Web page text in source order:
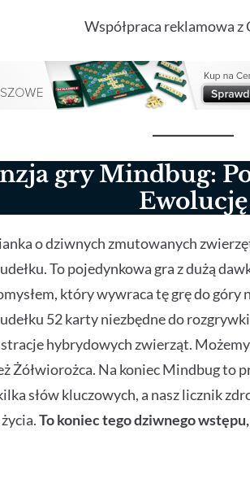
Współpraca reklamowa z
gry Mindbug:
Ewolucję
o dziwnych zmutowanych
To pojedynkowa gra z dużą
który wywraca tę grę do góry
52 karty niezbędne do
hybrydowych zwierząt.
Żółwiorożca. Na koniec Mindbug to
słów kluczowych, a nasz licznik
To koniec tego dziwnego